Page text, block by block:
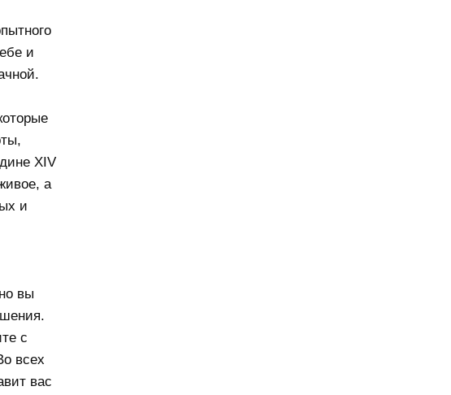
и
XIV
а
и
вы
с
всех
вас